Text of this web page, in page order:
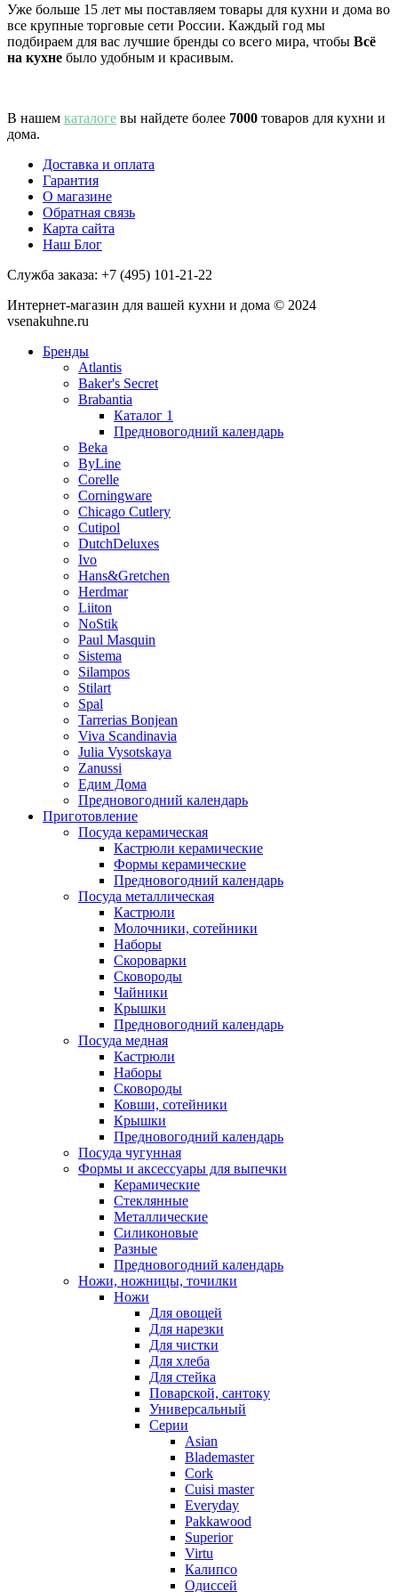
Уже больше 15 лет мы поставляем товары для кухни и дома во
все крупные торговые сети России. Каждый год мы
подбираем для вас лучшие бренды со всего мира, чтобы Всё
на кухне было удобным и красивым.
В нашем каталоге вы найдете более 7000 товаров для кухни и
дома.
Доставка и оплата
Гарантия
О магазине
Обратная связь
Карта сайта
Наш Блог
Служба заказа: +7 (495) 101-21-22
Интернет-магазин для вашей кухни и дома © 2024
vsenakuhne.ru
Бренды
Atlantis
Baker's Secret
Brabantia
Каталог 1
Предновогодний календарь
Beka
ByLine
Corelle
Corningware
Chicago Cutlery
Cutipol
DutchDeluxes
Ivo
Hans&Gretchen
Herdmar
Liiton
NoStik
Paul Masquin
Sistema
Silampos
Stilart
Spal
Tarrerias Bonjean
Viva Scandinavia
Julia Vysotskaya
Zanussi
Едим Дома
Предновогодний календарь
Приготовление
Посуда керамическая
Кастрюли керамические
Формы керамические
Предновогодний календарь
Посуда металлическая
Кастрюли
Молочники, сотейники
Наборы
Скороварки
Сковороды
Чайники
Крышки
Предновогодний календарь
Посуда медная
Кастрюли
Наборы
Сковороды
Ковши, сотейники
Крышки
Предновогодний календарь
Посуда чугунная
Формы и аксессуары для выпечки
Керамические
Стеклянные
Металлические
Силиконовые
Разные
Предновогодний календарь
Ножи, ножницы, точилки
Ножи
Для овощей
Для нарезки
Для чистки
Для хлеба
Для стейка
Поварской, сантоку
Универсальный
Серии
Asian
Blademaster
Cork
Cuisi master
Everyday
Pakkawood
Superior
Virtu
Калипсо
Одиссей